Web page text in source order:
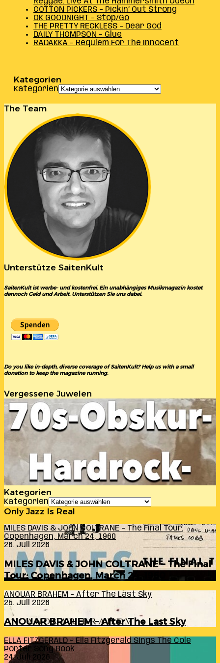
COTTON PICKERS – Pickin’ Out Strong
OK GOODNIGHT – Stop/Go
THE PRETTY RECKLESS – Dear God
DAILY THOMPSON – Glue
RADAKKA – Requiem For The Innocent
Kategorien
Kategorien
The Team
Unterstütze SaitenKult
SaitenKult ist werbe- und kostenfrei. Ein unabhängiges Musikmagazin kostet
dennoch Geld und Arbeit. Unterstützen Sie uns dabei.
Do you like in-depth, diverse coverage of SaitenKult? Help us with a small
donation to keep the magazine running.
Vergessene Juwelen
Kategorien
Kategorien
Only Jazz Is Real
MILES DAVIS & JOHN COLTRANE – The Final Tour:
Copenhagen, March 24, 1960
26. Juli 2026
MILES DAVIS & JOHN COLTRANE – The Final
Tour: Copenhagen, March 24, 1960
ANOUAR BRAHEM – After The Last Sky
25. Juli 2026
ANOUAR BRAHEM – After The Last Sky
ELLA FITZGERALD – Ella Fitzgerald Sings The Cole
Porter Song Book
24. Juli 2026